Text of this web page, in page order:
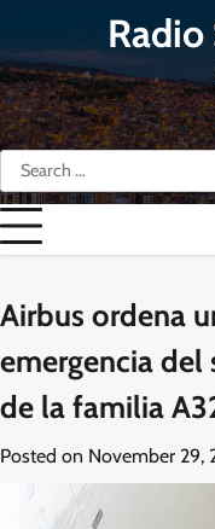
content
Search
for:
Airbus ordena
emergencia del
de la familia
Posted on November 29,